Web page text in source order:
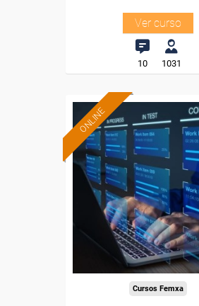
Ver curso
10 1031
ONLINE
Formación 100%
subvencionada.
Para desempleados,
trabajadores y autónomos.
Sector
-Servicios a las Empresas.
Cursos Femxa